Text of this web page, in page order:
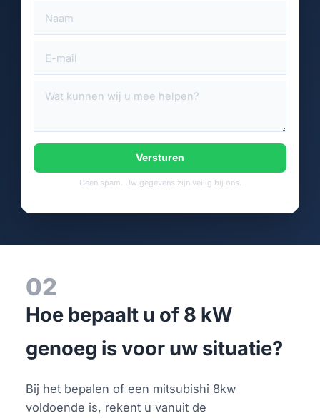
Versturen
Geen spam. Uw gegevens zijn veilig bij ons.
02
Hoe bepaalt u of 8 kW
genoeg is voor uw situatie?
Bij het bepalen of een mitsubishi 8kw
voldoende is, rekent u vanuit de